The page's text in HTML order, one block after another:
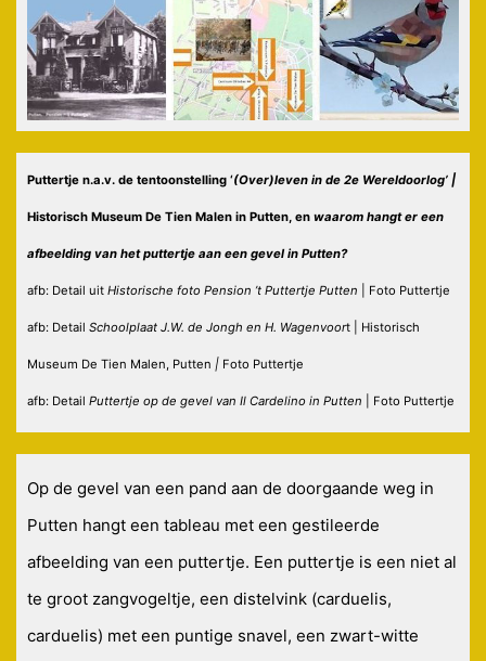
Puttertje n.a.v. de tentoonstelling ‘(Over)leven in de 2e Wereldoorlog’ |
Historisch Museum De Tien Malen in Putten, en waarom hangt er een
afbeelding van het puttertje aan een gevel in Putten?
afb: Detail uit Historische foto Pension ’t Puttertje Putten | Foto Puttertje
afb: Detail Schoolplaat J.W. de Jongh en H. Wagenvoort | Historisch
Museum De Tien Malen, Putten | Foto Puttertje
afb: Detail Puttertje op de gevel van Il Cardelino in Putten | Foto Puttertje
Op de gevel van een pand aan de doorgaande weg in
Putten hangt een tableau met een gestileerde
afbeelding van een puttertje. Een puttertje is een niet al
te groot zangvogeltje, een distelvink (carduelis,
carduelis) met een puntige snavel, een zwart-witte